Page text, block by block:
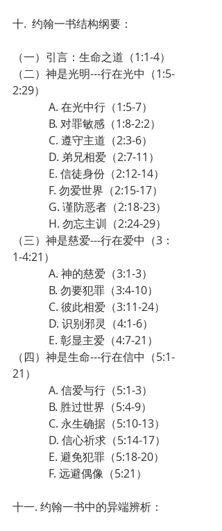
十.  约翰一书结构纲要：
（一）引言：生命之道（1:1-4）
（二）神是光明---行在光中（1:5-
2:29）
             A. 在光中行（1:5-7）
             B. 对罪敏感（1:8-2:2）
             C. 遵守主道（2:3-6）
             D. 弟兄相爱（2:7-11）
             E. 信徒身份（2:12-14）
             F. 勿爱世界（2:15-17）
             G. 谨防恶者（2:18-23）
             H. 勿忘主训（2:24-29）
（三）神是慈爱---行在爱中（3：
1-4:21）
             A. 神的慈爱（3:1-3）
             B. 勿要犯罪（3:4-10）
             C. 彼此相爱（3:11-24）
             D. 识别邪灵（4:1-6）
             E. 彰显主爱（4:7-21）
（四）神是生命---行在信中（5:1-
21）
             A. 信爱与行（5:1-3）
             B. 胜过世界（5:4-9）
             C. 永生确据（5:10-13）
             D. 信心祈求（5:14-17）
             E. 避免犯罪（5:18-20）
             F. 远避偶像（5:21）
十一. 约翰一书中的异端辨析：